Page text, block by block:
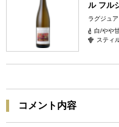
ル フル
ラグジュ
白/やや
スティ
コメント内容